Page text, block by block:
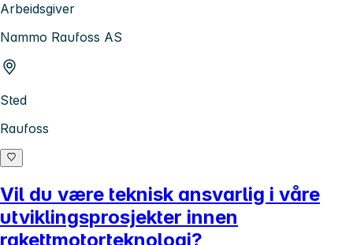
Arbeidsgiver
Nammo Raufoss AS
Sted
Raufoss
Vil du være teknisk ansvarlig i våre
utviklingsprosjekter innen
rakettmotorteknologi?